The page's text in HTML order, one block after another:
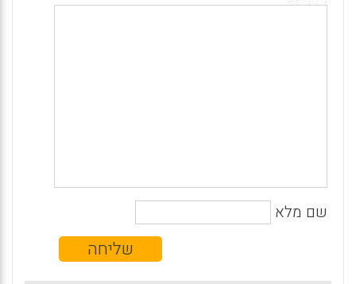
שם מלא